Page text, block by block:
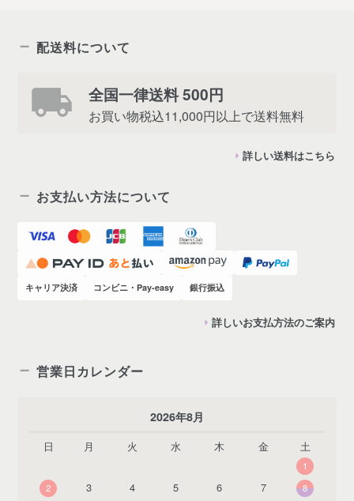
配送料について
全国一律送料 500円
お買い物税込11,000円以上で送料無料
詳しい送料はこちら
お支払い方法について
キャリア決済 コンビニ・Pay-easy 銀行振込
詳しいお支払方法のご案内
営業日カレンダー
2026年8月
日 月 火 水 木 金 土
1
2
3 4 5 6 7
8